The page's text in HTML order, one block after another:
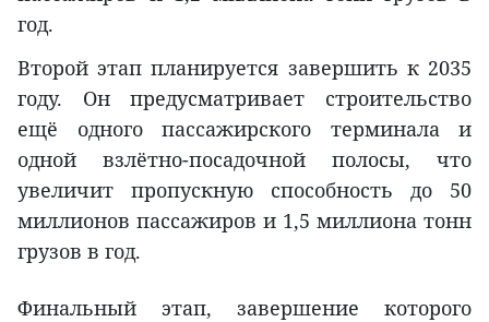
год.
Второй этап планируется завершить к 2035
году. Он предусматривает строительство
ещё одного пассажирского терминала и
одной взлётно-посадочной полосы, что
увеличит пропускную способность до 50
миллионов пассажиров и 1,5 миллиона тонн
грузов в год.
Финальный этап, завершение которого